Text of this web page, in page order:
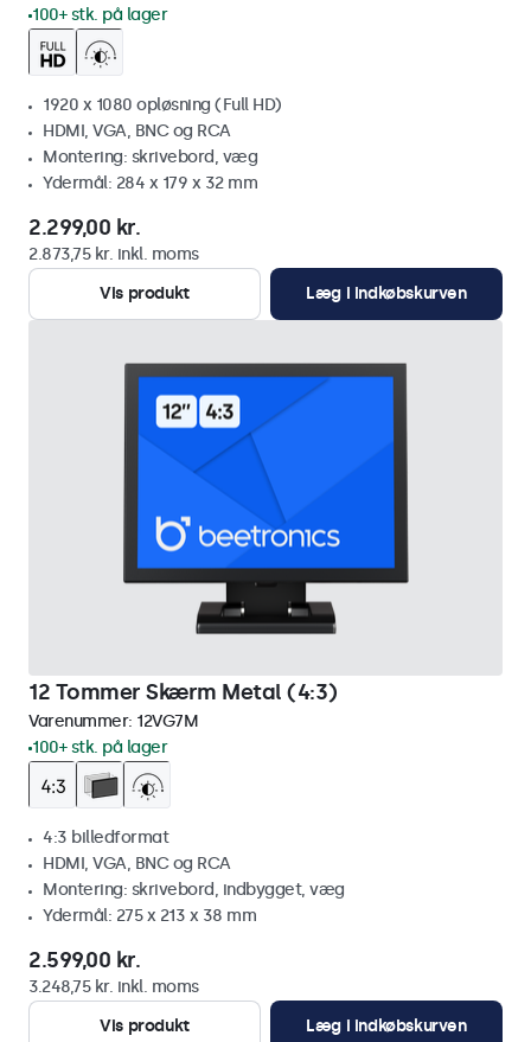
100+ stk. på lager
1920 x 1080 opløsning (Full HD)
HDMI, VGA, BNC og RCA
Montering: skrivebord, væg
Ydermål: 284 x 179 x 32 mm
2.299,00 kr.
2.873,75 kr. inkl. moms
Vis produkt
Læg i indkøbskurven
12 Tommer Skærm Metal (4:3)
Varenummer: 12VG7M
100+ stk. på lager
4:3 billedformat
HDMI, VGA, BNC og RCA
Montering: skrivebord, indbygget, væg
Ydermål: 275 x 213 x 38 mm
2.599,00 kr.
3.248,75 kr. inkl. moms
Vis produkt
Læg i indkøbskurven